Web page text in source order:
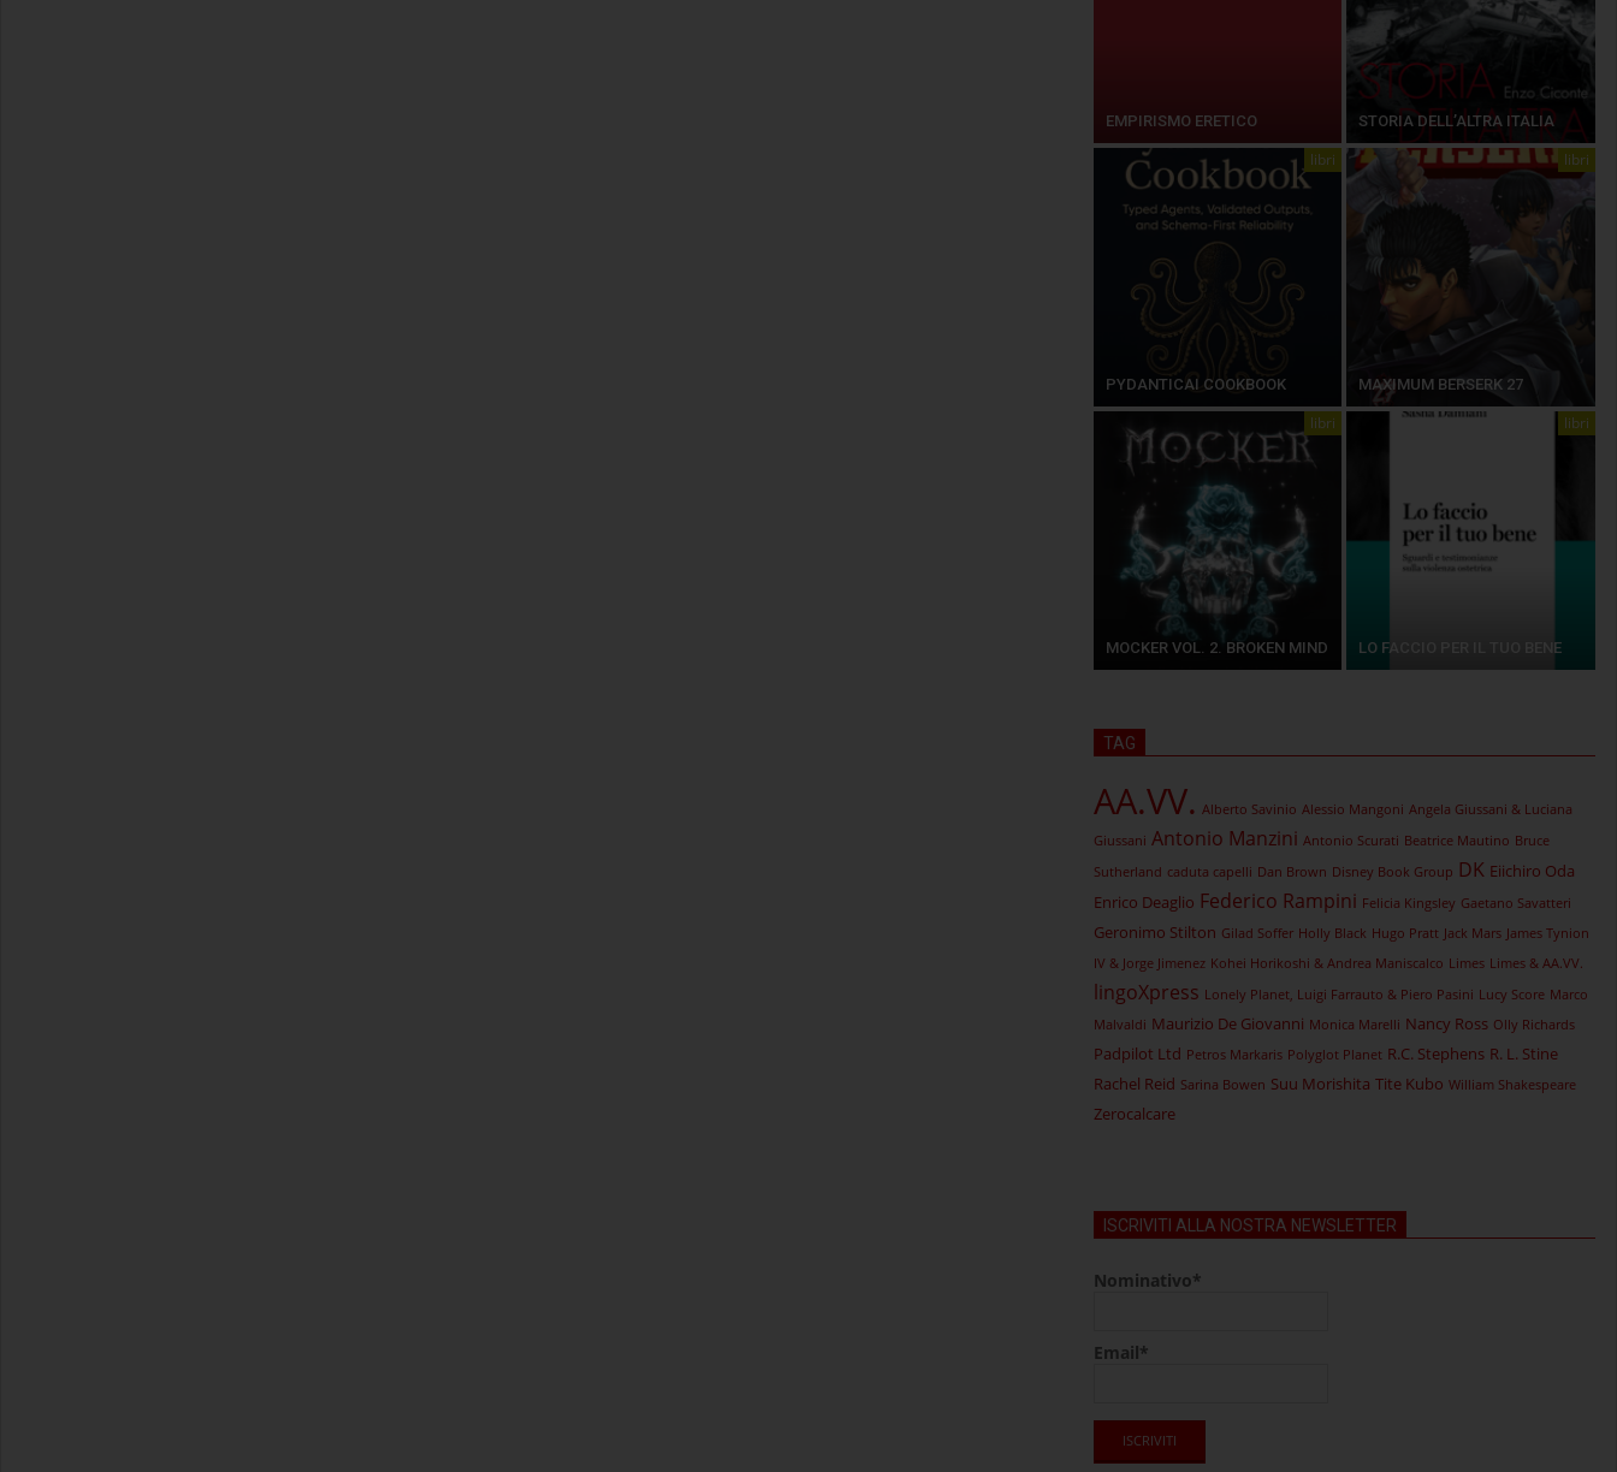
EMPIRISMO ERETICO STORIA DELL’ALTRA ITALIA
libri
PYDANTICAI COOKBOOK
libri
MAXIMUM BERSERK 27
libri
MOCKER VOL. 2. BROKEN MIND
libri
LO FACCIO PER IL TUO BENE
TAG
AA.VV. Alberto Savinio Alessio Mangoni Angela Giussani & Luciana
Giussani Antonio Manzini Antonio Scurati Beatrice Mautino Bruce
Sutherland caduta capelli Dan Brown Disney Book Group DK Eiichiro Oda
Enrico Deaglio Federico Rampini Felicia Kingsley Gaetano Savatteri
Geronimo Stilton Gilad Soffer Holly Black Hugo Pratt Jack Mars James Tynion
IV & Jorge Jimenez Kohei Horikoshi & Andrea Maniscalco Limes Limes & AA.VV.
lingoXpress Lonely Planet, Luigi Farrauto & Piero Pasini Lucy Score Marco
Malvaldi Maurizio De Giovanni Monica Marelli Nancy Ross Olly Richards
Padpilot Ltd Petros Markaris Polyglot Planet R.C. Stephens R. L. Stine
Rachel Reid Sarina Bowen Suu Morishita Tite Kubo William Shakespeare
Zerocalcare
ISCRIVITI ALLA NOSTRA NEWSLETTER
Nominativo*
Email*